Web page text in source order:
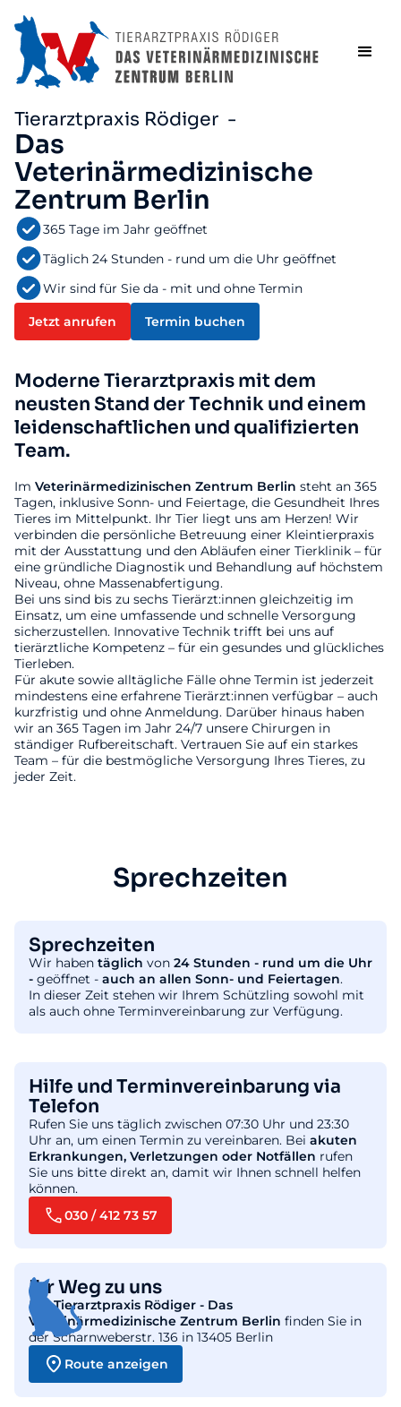
Tierarztpraxis Rödiger -
Das
Veterinärmedizinische
Zentrum Berlin
365 Tage im Jahr geöffnet
Täglich 24 Stunden - rund um die Uhr geöffnet
Wir sind für Sie da - mit und ohne Termin
Jetzt anrufen Termin buchen
Moderne Tierarztpraxis mit dem
neusten Stand der Technik und einem
leidenschaftlichen und qualifizierten
Team.
Im Veterinärmedizinischen Zentrum Berlin steht an 365
Tagen, inklusive Sonn- und Feiertage, die Gesundheit Ihres
Tieres im Mittelpunkt. Ihr Tier liegt uns am Herzen! Wir
verbinden die persönliche Betreuung einer Kleintierpraxis
mit der Ausstattung und den Abläufen einer Tierklinik – für
eine gründliche Diagnostik und Behandlung auf höchstem
Niveau, ohne Massenabfertigung.
Bei uns sind bis zu sechs Tierärzt:innen gleichzeitig im
Einsatz, um eine umfassende und schnelle Versorgung
sicherzustellen. Innovative Technik trifft bei uns auf
tierärztliche Kompetenz – für ein gesundes und glückliches
Tierleben.
Für akute sowie alltägliche Fälle ohne Termin ist jederzeit
mindestens eine erfahrene Tierärzt:innen verfügbar – auch
kurzfristig und ohne Anmeldung. Darüber hinaus haben
wir an 365 Tagen im Jahr 24/7 unsere Chirurgen in
ständiger Rufbereitschaft. Vertrauen Sie auf ein starkes
Team – für die bestmögliche Versorgung Ihres Tieres, zu
jeder Zeit.
Sprechzeiten
Sprechzeiten
Wir haben täglich von 24 Stunden - rund um die Uhr
- geöffnet - auch an allen Sonn- und Feiertagen.
In dieser Zeit stehen wir Ihrem Schützling sowohl mit
als auch ohne Terminvereinbarung zur Verfügung.
Hilfe und Terminvereinbarung via
Telefon
Rufen Sie uns täglich zwischen 07:30 Uhr und 23:30
Uhr an, um einen Termin zu vereinbaren. Bei akuten
Erkrankungen, Verletzungen oder Notfällen rufen
Sie uns bitte direkt an, damit wir Ihnen schnell helfen
können.
030 / 412 73 57
Ihr Weg zu uns
DieTierarztpraxis Rödiger - Das
Veterinärmedizinische Zentrum Berlin finden Sie in
der Scharnweberstr. 136 in 13405 Berlin
Route anzeigen